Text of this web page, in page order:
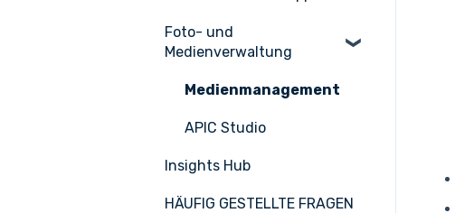
Foto- und
Medienverwaltung
Medienmanagement
APIC Studio
Insights Hub
HÄUFIG GESTELLTE FRAGEN